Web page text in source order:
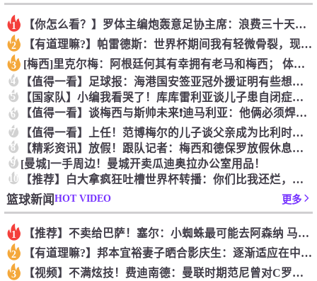
1 【你怎么看？】罗体主编炮轰意足协主席：浪费三十天结果选个自己
2 【有道理嘛?】帕雷德斯：世界杯期间我有轻微骨裂，现在好多了！
3 [梅西]里克尔梅：阿根廷何其有幸拥有老马和梅西； 体力充沛决
4 【值得一看】足球报：海港国安签亚冠外援证明有些想法 海外回流
5 【国家队】小编我看哭了！库库雷利亚谈儿子患自闭症，令人动容
6 【值得一看】谈梅西与斯帅未来❗️迪马利亚：他俩必须焊死，天花
7 【值得一看】上任！范博梅尔的儿子谈父亲成为比利时国家队主教练
8 【精彩资讯】放假！跟队记者：梅西和德保罗放假休息，缺席明日对
9 [曼城]一手周边！曼城开卖瓜迪奥拉办公室用品！
10 【推荐】白大拿疯狂吐槽世界杯转播：你们比我还烂，我甘拜下风！
篮球新闻HOT VIDEO 更多
1 【推荐】不卖给巴萨！塞尔：小蜘蛛最可能去阿森纳 马竞能得到约
2 【有道理嘛?】邦本宜裕妻子晒合影庆生：逐渐适应在中国的生活，
3 【视频】不满炫技！费迪南德：曼联时期范尼曾对C罗说“你就该去